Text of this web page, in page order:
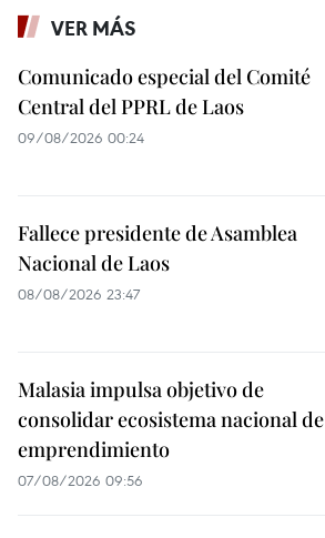
VER MÁS
Comunicado especial del Comité
Central del PPRL de Laos
09/08/2026 00:24
Fallece presidente de Asamblea
Nacional de Laos
08/08/2026 23:47
Malasia impulsa objetivo de
consolidar ecosistema nacional de
emprendimiento
07/08/2026 09:56